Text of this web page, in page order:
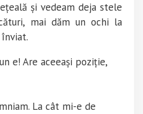
și vedeam deja stele
mai dăm un ochi la
înviat.
e! Are aceeași poziție,
La cât mi-e de